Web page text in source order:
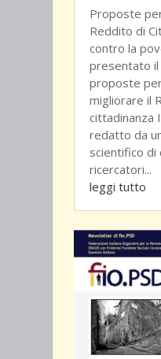
Proposte
Reddito di
contro la
presentato
proposte
migliorare il
cittadinanza
redatto da
scientifico di
ricercatori...
leggi tutto